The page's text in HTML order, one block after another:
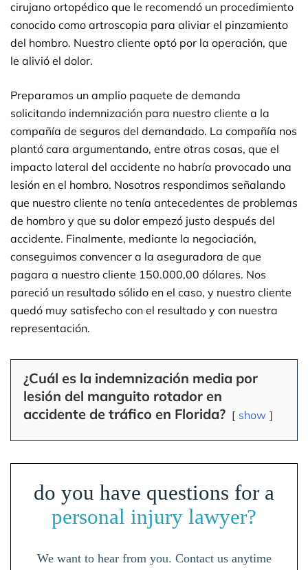
cirujano ortopédico que le recomendó un procedimiento
conocido como artroscopia para aliviar el pinzamiento
del hombro. Nuestro cliente optó por la operación, que
le alivió el dolor.
Preparamos un amplio paquete de demanda
solicitando indemnización para nuestro cliente a la
compañía de seguros del demandado. La compañía nos
plantó cara argumentando, entre otras cosas, que el
impacto lateral del accidente no habría provocado una
lesión en el hombro. Nosotros respondimos señalando
que nuestro cliente no tenía antecedentes de problemas
de hombro y que su dolor empezó justo después del
accidente. Finalmente, mediante la negociación,
conseguimos convencer a la aseguradora de que
pagara a nuestro cliente 150.000,00 dólares. Nos
pareció un resultado sólido en el caso, y nuestro cliente
quedó muy satisfecho con el resultado y con nuestra
representación.
¿Cuál es la indemnización media por
lesión del manguito rotador en
accidente de tráfico en Florida?
show
do you have questions for a
personal injury lawyer?
We want to hear from you. Contact us anytime